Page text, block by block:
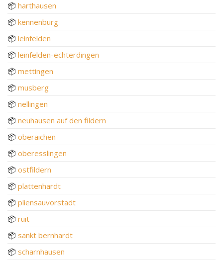
📦 harthausen
📦 kennenburg
📦 leinfelden
📦 leinfelden-echterdingen
📦 mettingen
📦 musberg
📦 nellingen
📦 neuhausen auf den fildern
📦 oberaichen
📦 oberesslingen
📦 ostfildern
📦 plattenhardt
📦 pliensauvorstadt
📦 ruit
📦 sankt bernhardt
📦 scharnhausen